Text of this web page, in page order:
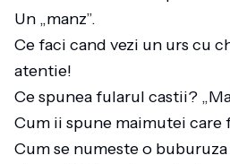
Un „manz”.
Ce faci cand vezi un urs cu
atentie!
Ce spunea fularul castii?
Cum ii spune maimutei care
Cum se numeste o